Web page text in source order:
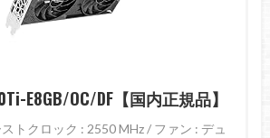
E8GB/OC/DF【国内正規品】
トクロック : 2550 MHz / ファン : デュ